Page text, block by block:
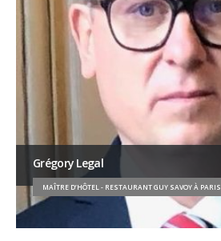
Grégory Legal
MAÎTRE D’HÔTEL - RESTAURANT GUY SAVOY À PARIS